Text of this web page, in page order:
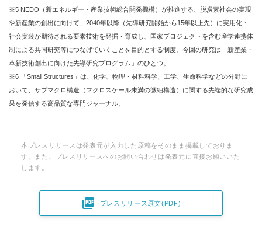
※5 NEDO（新エネルギー・産業技術総合開発機構）が推進する、脱炭素社会の実現
や新産業の創出に向けて、2040年以降（先導研究開始から15年以上先）に実用化・
社会実装が期待される要素技術を発掘・育成し、国家プロジェクトを含む産学連携体
制による共同研究等につなげていくことを目的とする制度。今回の研究は「新産業・
革新技術創出に向けた先導研究プログラム」のひとつ。
※6 「Small Structures」は、化学、物理・材料科学、工学、生命科学などの分野に
おいて、サブマクロ構造（マクロスケール未満の微細構造）に関する先端的な研究成
果を発信する高品質な専門ジャーナル。
本プレスリリースは発表元が入力した原稿をそのまま掲載しておりま
す。また、プレスリリースへのお問い合わせは発表元に直接お願いいた
します。
 プレスリリース原文(PDF)